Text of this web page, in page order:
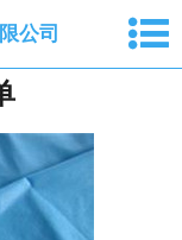
网站首页
纺布系列
脱脂棉纱布
公司